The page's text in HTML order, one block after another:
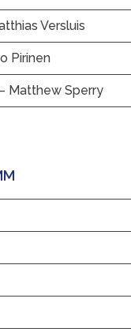
Versluis
Pirinen
Matthew Sperry